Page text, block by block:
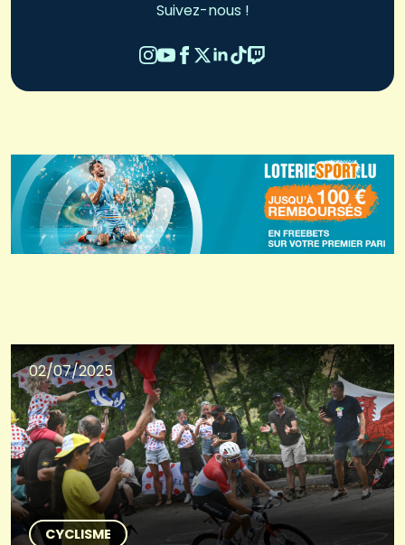
Suivez-nous !
02/07/2025
CYCLISME